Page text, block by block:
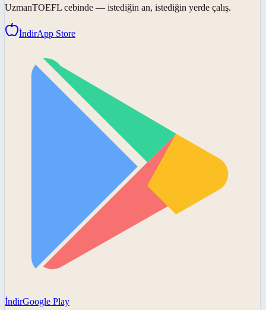
UzmanTOEFL cebinde — istediğin an, istediğin yerde çalış.
İndirApp Store
İndirGoogle Play